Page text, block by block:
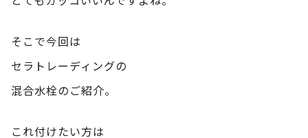
そこで今回は
セラトレーディングの
混合水栓のご紹介。
これ付けたい方は